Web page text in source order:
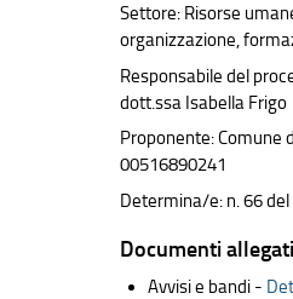
Settore: Risorse
organizzazione,
Responsabile del
dott.ssa Isabella Frigo
Proponente: Comune
00516890241
Determina/e: n. 66
Documenti allegati
Avvisi e bandi -